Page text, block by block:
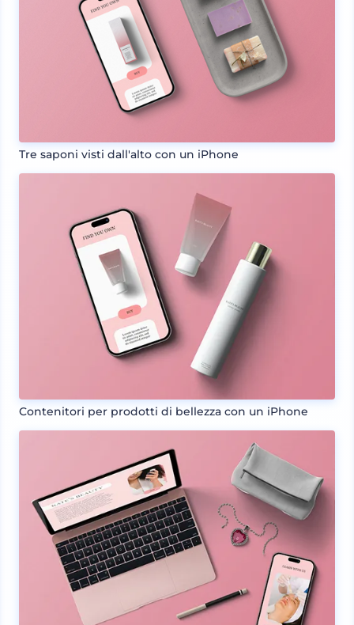
Tre saponi visti dall'alto con un iPhone
Contenitori per prodotti di bellezza con un iPhone